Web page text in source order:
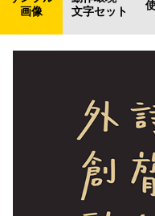
画像
文字セット